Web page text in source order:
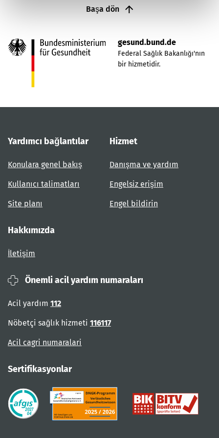
Başa dön
gesund.bund.de
Federal Sağlık Bakanlığı'nın
bir hizmetidir.
Yardımcı bağlantılar
Konulara genel bakış
Kullanıcı talimatları
Site planı
Hizmet
Danışma ve yardım
Engelsiz erişim
Engel bildirin
Hakkımızda
İletişim
Önemli acil yardım numaraları
Acil yardım 112
Nöbetçi sağlık hizmeti 116117
Acil cagri numaralari
Sertifikasyonlar